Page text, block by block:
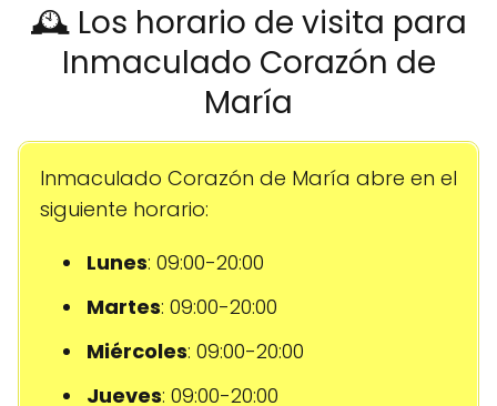
🕰️ Los horario de visita para
Inmaculado Corazón de
María
Inmaculado Corazón de María abre en el
siguiente horario:
Lunes: 09:00-20:00
Martes: 09:00-20:00
Miércoles: 09:00-20:00
Jueves: 09:00-20:00